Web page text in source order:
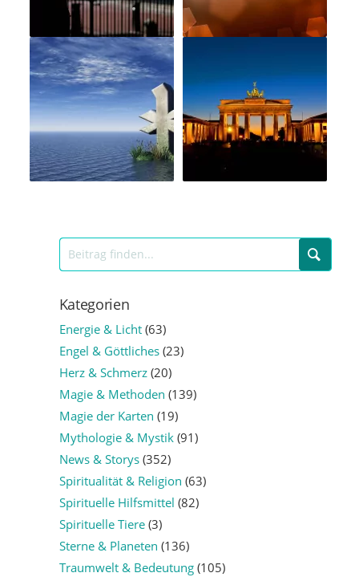
Kategorien
Energie & Licht(63)
Engel & Göttliches(23)
Herz & Schmerz(20)
Magie & Methoden (139)
Magie der Karten (19)
Mythologie & Mystik(91)
News & Storys(352)
Spiritualität & Religion (63)
Spirituelle Hilfsmittel (82)
Spirituelle Tiere(3)
Sterne & Planeten (136)
Traumwelt & Bedeutung(105)